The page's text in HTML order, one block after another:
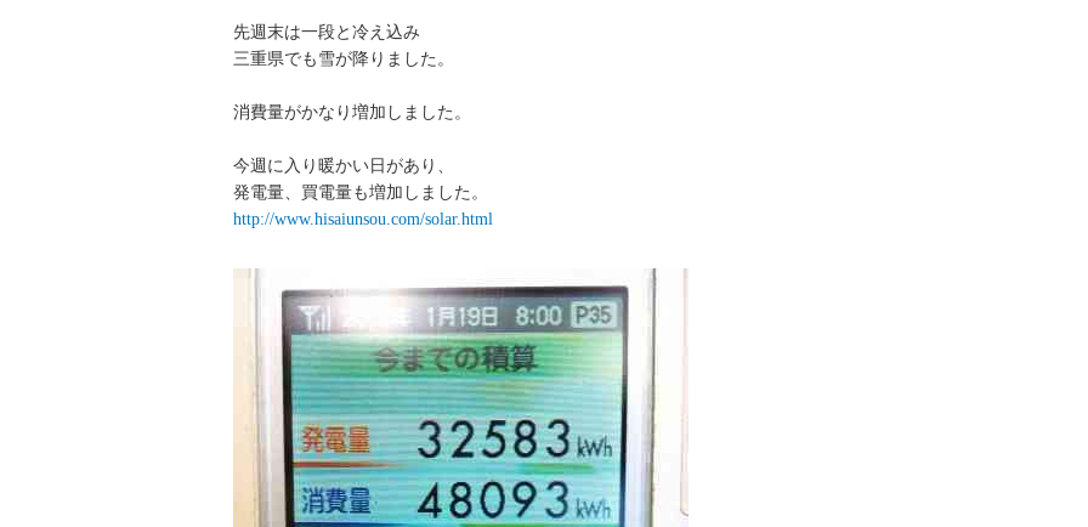
先週末は一段と冷え込み
三重県でも雪が降りました。
消費量がかなり増加しました。
今週に入り暖かい日があり、
発電量、買電量も増加しました。
http://www.hisaiunsou.com/solar.html